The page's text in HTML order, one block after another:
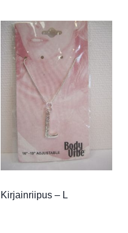
Kirjainriipus – L